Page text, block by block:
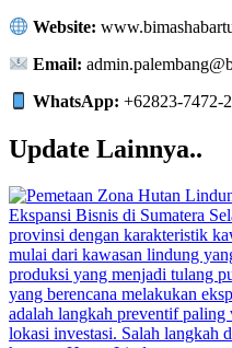
Website:
Email:
WhatsApp: +62823-7472-
Update Lainnya..